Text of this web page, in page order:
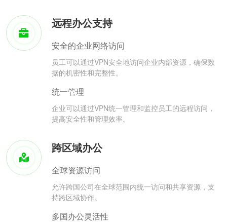
远程办公支持
安全的企业网络访问
员工可以通过VPN安全地访问企业内部资源，确保数
据的机密性和完整性。
统一管理
企业可以通过VPN统一管理和监控员工的远程访问，
提高安全性和管理效率。
跨区域办公
全球资源访问
允许跨国公司在全球范围内统一访问和共享资源，支
持跨区域协作。
多国办公灵活性